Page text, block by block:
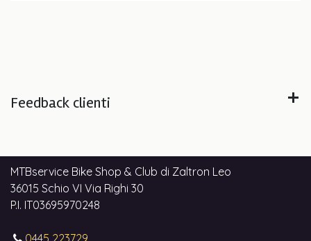
Feedback clienti
MTBservice Bike Shop & Club di Zaltron Leo
36015 Schio VI Via Righi 30
P.I. IT03695970248